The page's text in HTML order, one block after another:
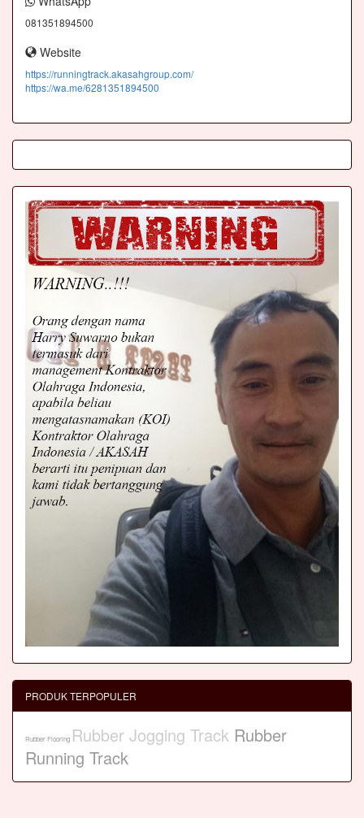
081351894500
Website
https://runningtrack.akasahgroup.com/
https://wa.me/6281351894500
PRODUK TERPOPULER
Rubber Flooring Rubber Jogging Track Rubber
Running Track